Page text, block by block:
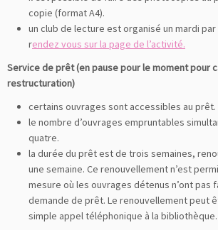
copie (format A4).
un club de lecture est organisé un mardi par
rendez vous sur la page de l’activité.
Service de prêt (en pause pour le moment pour
restructuration)
certains ouvrages sont accessibles au prêt.
le nombre d’ouvrages empruntables
quatre.
la durée du prêt est de trois semaines,
une semaine. Ce renouvellement n’est
mesure où les ouvrages détenus n’ont pas
demande de prêt. Le renouvellement peut
simple appel téléphonique à la bibliothèque.